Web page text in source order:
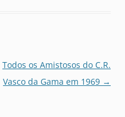
Todos os Amistosos do C.R.
Vasco da Gama em 1969 →